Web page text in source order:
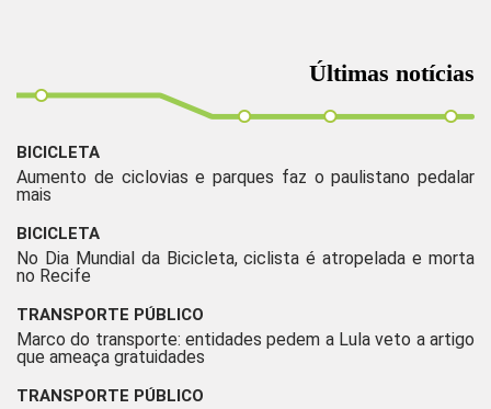
Últimas notícias
BICICLETA
Aumento de ciclovias e parques faz o paulistano pedalar
mais
BICICLETA
No Dia Mundial da Bicicleta, ciclista é atropelada e morta
no Recife
TRANSPORTE PÚBLICO
Marco do transporte: entidades pedem a Lula veto a artigo
que ameaça gratuidades
TRANSPORTE PÚBLICO